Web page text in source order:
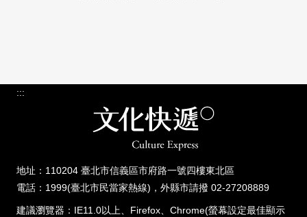
:::
地址：110204 臺北市信義區市府路一號四樓東北區
電話：1999(臺北市民當家熱線)，外縣市請撥 02-27208889
建議瀏覽器：IE11.0以上、Firefox、Chrome(螢幕設定最佳顯示